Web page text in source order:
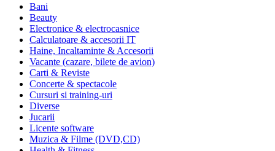
Bani
Beauty
Electronice & electrocasnice
Calculatoare & accesorii IT
Haine, Incaltaminte & Accesorii
Vacante (cazare, bilete de avion)
Carti & Reviste
Concerte & spectacole
Cursuri si training-uri
Diverse
Jucarii
Licente software
Muzica & Filme (DVD,CD)